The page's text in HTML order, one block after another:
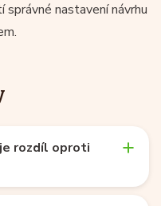
nastavení návrhu
rozdíl oproti